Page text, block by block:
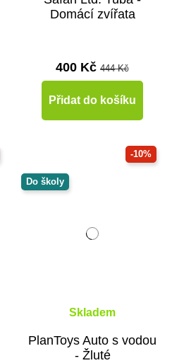
Domácí zvířata
400 Kč 444 Kč
Přidat do košíku
-10%
Do školy
Skladem
PlanToys Auto s vodou
- Žluté